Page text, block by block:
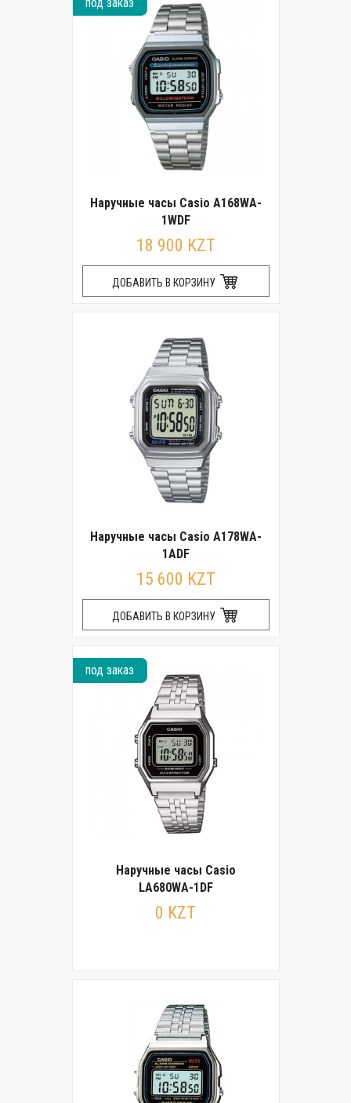
Наручные часы Casio A168WA-
1WDF
18 900 KZT
ДОБАВИТЬ В КОРЗИНУ
Наручные часы Casio A178WA-
1ADF
15 600 KZT
ДОБАВИТЬ В КОРЗИНУ
под заказ
Наручные часы Casio
LA680WA-1DF
0 KZT